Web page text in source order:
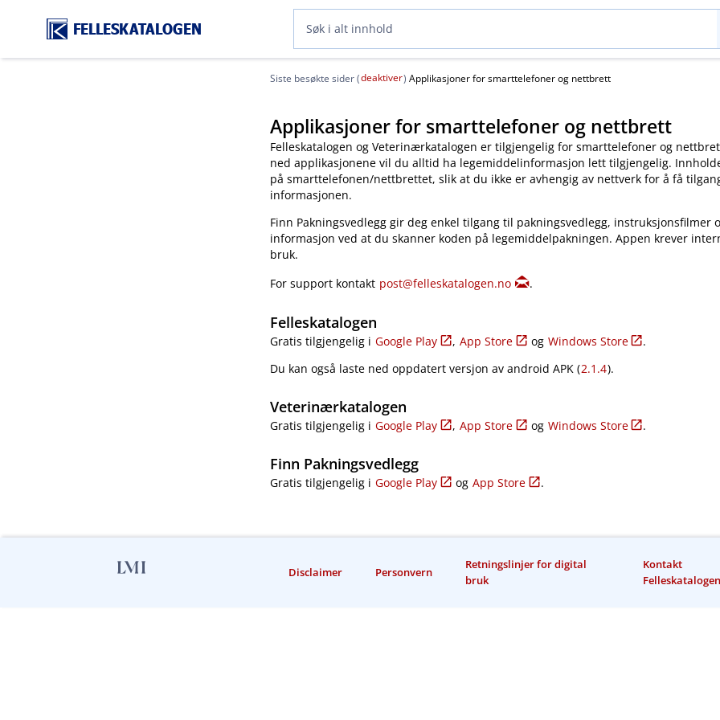
FELLESKATALOGEN
Siste besøkte sider (deaktiver) Applikasjoner for smarttelefoner og nettbrett
Applikasjoner for smarttelefoner og nettbrett
Felleskatalogen og Veterinærkatalogen er tilgjengelig for smarttelefoner og
ned applikasjonene vil du alltid ha legemiddelinformasjon lett tilgjengelig.
på smarttelefonen​/​nettbrettet, slik at du ikke er avhengig av nettverk for å få
informasjonen.
Finn Pakningsvedlegg gir deg enkel tilgang til pakningsvedlegg, instruksjonsfilmer
informasjon ved at du skanner koden på legemiddelpakningen. Appen krever
bruk.
For support kontakt post@felleskatalogen.no .
Felleskatalogen
Gratis tilgjengelig i Google Play , App Store og Windows Store
.
Du kan også laste ned oppdatert versjon av android APK (2.1.4).
Veterinærkatalogen
Gratis tilgjengelig i Google Play , App Store og Windows Store .
Finn Pakningsvedlegg
Gratis tilgjengelig i Google Play og App Store .
Disclaimer Personvern
Retningslinjer for digital
bruk
Kontakt
Felleskatalogen